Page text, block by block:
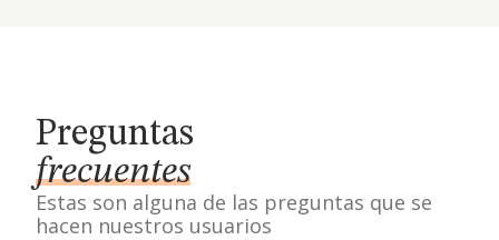
Preguntas
frecuentes
Estas son alguna de las preguntas que se
hacen nuestros usuarios